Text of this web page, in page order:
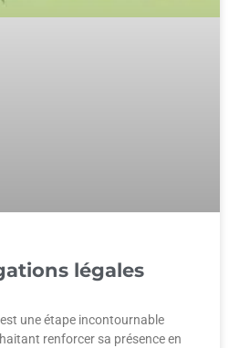
légales
une étape incontournable
renforcer sa présence en